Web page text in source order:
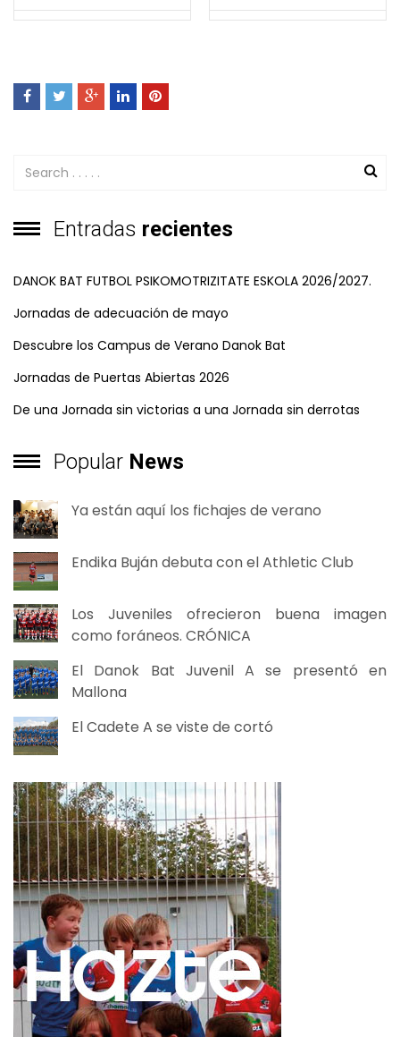
Entradas recientes
DANOK BAT FUTBOL PSIKOMOTRIZITATE ESKOLA 2026/2027.
Jornadas de adecuación de mayo
Descubre los Campus de Verano Danok Bat
Jornadas de Puertas Abiertas 2026
De una Jornada sin victorias a una Jornada sin derrotas
Popular News
Ya están aquí los fichajes de verano
Endika Buján debuta con el Athletic Club
Los Juveniles ofrecieron buena imagen
como foráneos. CRÓNICA
El Danok Bat Juvenil A se presentó en
Mallona
El Cadete A se viste de cortó